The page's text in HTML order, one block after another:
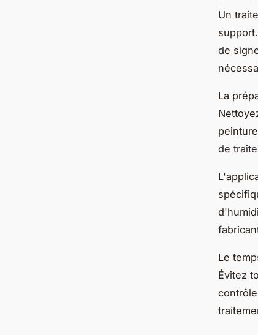
Un
de
La
de
Le
Évitez